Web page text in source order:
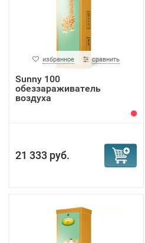
избранное сравнить
Sunny 100
обеззараживатель
воздуха
21 333 руб.